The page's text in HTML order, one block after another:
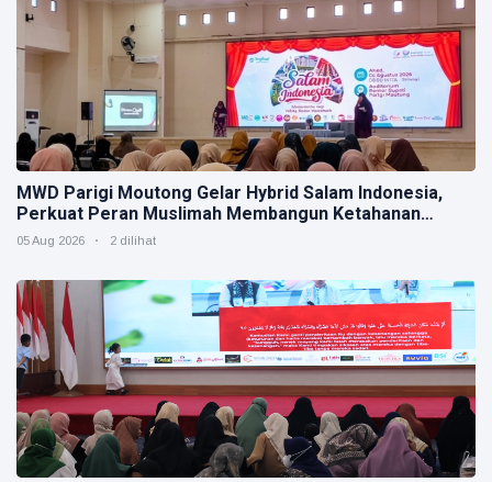
MWD Parigi Moutong Gelar Hybrid Salam Indonesia,
Perkuat Peran Muslimah Membangun Ketahanan
Keluarga
05 Aug 2026 2 dilihat